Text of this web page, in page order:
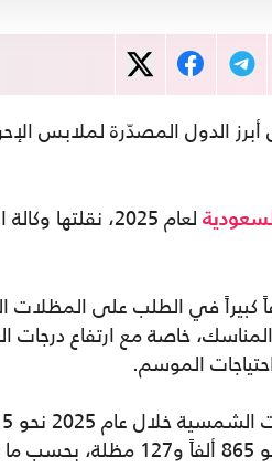
الدول المصدّرة لملابس
السعودية
لعام 2025، نقلتها
كبيراً في الطلب على المظلات
خاصة مع ارتفاع درجات
الموسم.
و426 مظلة، فيما سجل الربع الأول من عام 2026 نحو